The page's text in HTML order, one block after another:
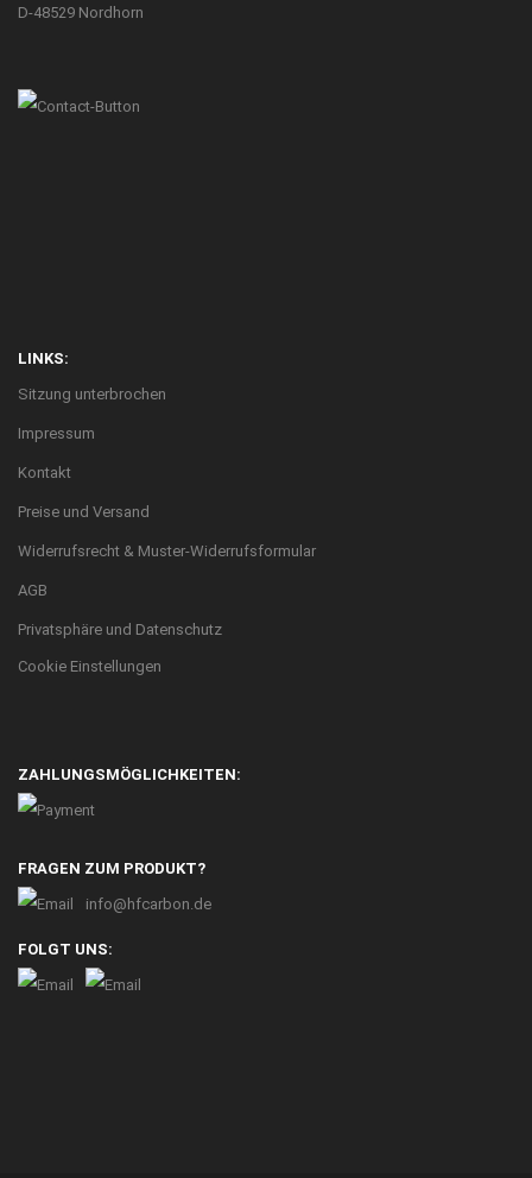
D-48529 Nordhorn
LINKS:
Sitzung unterbrochen
Impressum
Kontakt
Preise und Versand
Widerrufsrecht & Muster-Widerrufsformular
AGB
Privatsphäre und Datenschutz
Cookie Einstellungen
ZAHLUNGSMÖGLICHKEITEN:
FRAGEN ZUM PRODUKT?
info@hfcarbon.de
FOLGT UNS: